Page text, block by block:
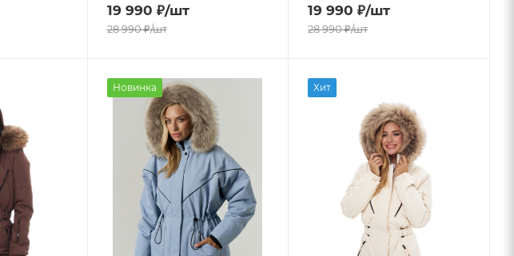
19 990 ₽/шт
28 990₽/шт
19 990 ₽/шт
28 990₽/шт
Новинка Хит